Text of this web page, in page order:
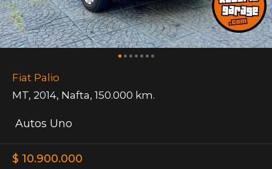
Fiat Palio
MT, 2014, Nafta, 150.000 km.
Autos Uno
$ 10.900.000